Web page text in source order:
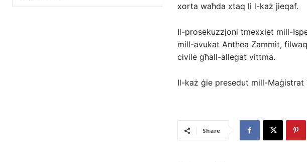
xorta waħda xtaq li l-każ jieqaf.
Il-prosekuzzjoni tmexxiet mill-
mill-avukat Anthea Zammit,
civile għall-allegat vittma.
Il-każ ġie presedut mill-Maġistrat
Share